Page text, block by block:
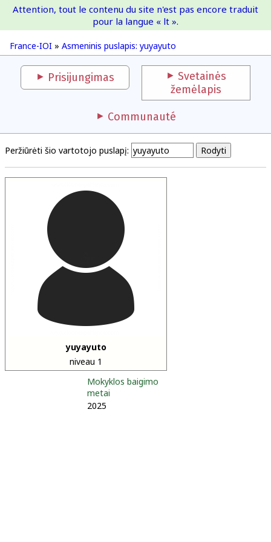
France-IOI
France-IOI » Asmeninis puslapis: yuyayuto
Attention, tout le contenu du site n'est pas encore traduit
pour la langue « lt ».
Prisijungimas
Svetainės
žemėlapis
Communauté
Peržiūrėti šio vartotojo puslapį:
yuyayuto
niveau 1
Mokyklos baigimo
metai
2025